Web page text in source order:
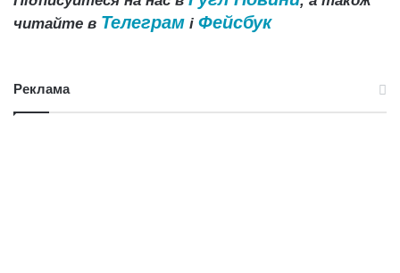
читайте в Телеграм і Фейсбук
Реклама